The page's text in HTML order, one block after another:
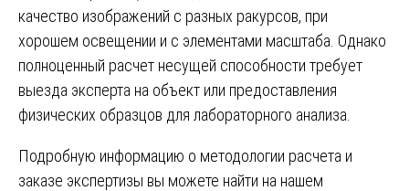
качество изображений с разных ракурсов, при
хорошем освещении и с элементами масштаба. Однако
полноценный расчет несущей способности требует
выезда эксперта на объект или предоставления
физических образцов для лабораторного анализа.
Подробную информацию о методологии расчета и
заказе экспертизы вы можете найти на нашем